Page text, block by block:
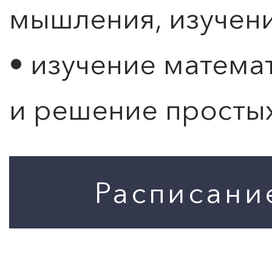
мышления,
• изучение
и решение